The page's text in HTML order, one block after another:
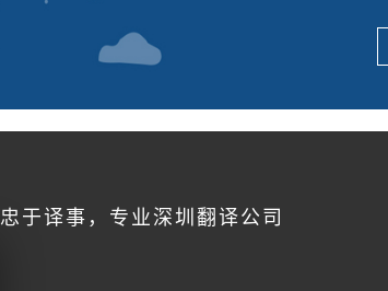
忠于译事，专业深圳翻译公司